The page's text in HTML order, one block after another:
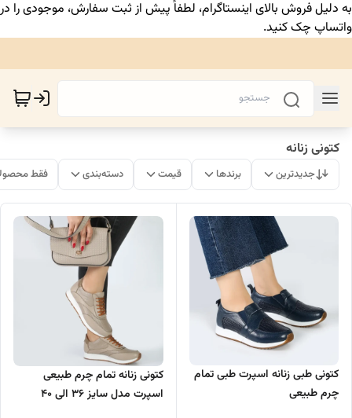
به دلیل فروش بالای اینستاگرام، لطفاً پیش از ثبت سفارش، موجودی را در
واتساپ چک کنید.
کتونی زنانه
جدیدترین برندها قیمت دسته‌بندی فقط
کتونی طبی زنانه اسپرت طبی تمام
چرم طبیعی
کتونی زنانه تمام چرم طبیعی
اسپرت مدل سایز ۳۶ الی ۴۰